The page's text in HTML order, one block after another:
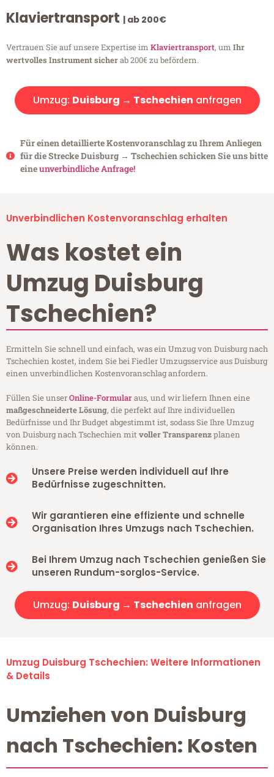
Klaviertransport | ab 200€
Vertrauen Sie auf unsere Expertise im Klaviertransport, um Ihr
wertvolles Instrument sicherab 200€ zu befördern.
Umzug: Duisburg → Tschechien anfragen
Für einen detaillierte Kostenvoranschlag zu Ihrem Anliegen
für die Strecke Duisburg → Tschechien schicken Sie uns bitte
eineunverbindliche Anfrage!
Unverbindlichen Kostenvoranschlag erhalten
Was kostet ein
Umzug Duisburg
Tschechien?
Ermitteln Sie schnell und einfach, was ein Umzug von Duisburg nach
Tschechien kostet, indem Sie bei Fiedler Umzugsservice aus Duisburg
einen unverbindlichen Kostenvoranschlag anfordern.
Füllen Sie unserOnline-Formularaus, und wir liefern Ihnen eine
maßgeschneiderte Lösung, die perfekt auf Ihre individuellen
Bedürfnisse und Ihr Budget abgestimmt ist, sodass Sie Ihre Umzug
von Duisburg nach Tschechien mitvoller Transparenzplanen
können.
Unsere Preise werden individuell auf Ihre
Bedürfnisse zugeschnitten.
Wir garantieren eine effiziente und schnelle
Organisation Ihres Umzugs nach Tschechien.
Bei Ihrem Umzug nach Tschechien genießen Sie
unseren Rundum-sorglos-Service.
Umzug: Duisburg → Tschechien anfragen
Umzug Duisburg Tschechien: Weitere Informationen
& Details
Umziehen von Duisburg
nach Tschechien: Kosten